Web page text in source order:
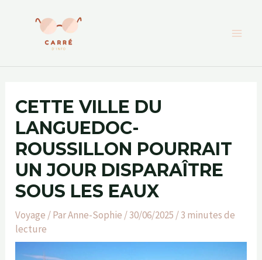
CETTE VILLE DU
LANGUEDOC-
ROUSSILLON POURRAIT
UN JOUR DISPARAÎTRE
SOUS LES EAUX
Voyage / ParAnne-Sophie /30/06/2025 /3 minutes de
lecture